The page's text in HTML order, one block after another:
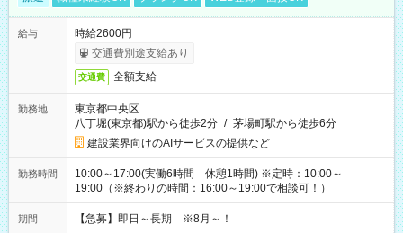
給与
時給2600円
交通費別途支給あり
交通費 全額支給
勤務地
東京都中央区
八丁堀(東京都)駅から徒歩2分 / 茅場町駅から徒歩6分
建設業界向けのAIサービスの提供など
勤務時間
10:00～17:00(実働6時間 休憩1時間) ※定時：10:00～
19:00（※終わりの時間：16:00～19:00で相談可！）
期間 【急募】即日～長期 ※8月～！